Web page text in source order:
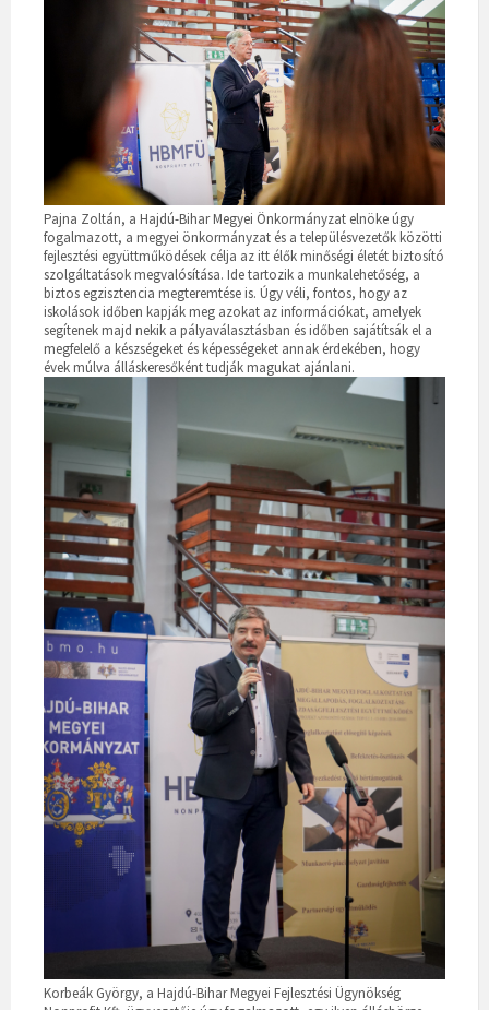
Pajna Zoltán, a Hajdú-Bihar Megyei Önkormányzat elnöke úgy
fogalmazott, a megyei önkormányzat és a településvezetők közötti
fejlesztési együttműködések célja az itt élők minőségi életét biztosító
szolgáltatások megvalósítása. Ide tartozik a munkalehetőség, a
biztos egzisztencia megteremtése is. Úgy véli, fontos, hogy az
iskolások időben kapják meg azokat az információkat, amelyek
segítenek majd nekik a pályaválasztásban és időben sajátítsák el a
megfelelő a készségeket és képességeket annak érdekében, hogy
évek múlva álláskeresőként tudják magukat ajánlani.
Korbeák György, a Hajdú-Bihar Megyei Fejlesztési Ügynökség